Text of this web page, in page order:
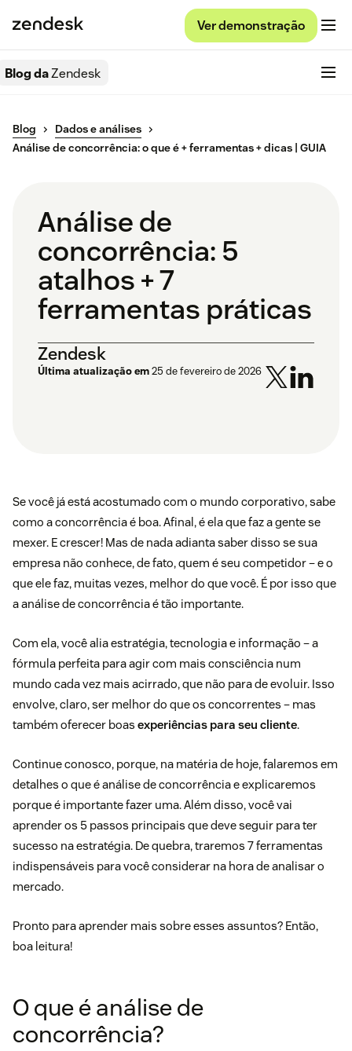
Ver demonstração
Blog daZendesk
Blog
Dados e análises
Análise de concorrência: o que é + ferramentas + dicas | GUIA
Análise de
concorrência: 5
atalhos + 7
ferramentas práticas
Zendesk
Última atualização em25 de fevereiro de 2026
Se você já está acostumado com o mundo corporativo, sabe
como a concorrência é boa. Afinal, é ela que faz a gente se
mexer. E crescer! Mas de nada adianta saber disso se sua
empresa não conhece, de fato, quem é seu competidor – e o
que ele faz, muitas vezes, melhor do que você. É por isso que
a análise de concorrência é tão importante.
Com ela, você alia estratégia, tecnologia e informação – a
fórmula perfeita para agir com mais consciência num
mundo cada vez mais acirrado, que não para de evoluir. Isso
envolve, claro, ser melhor do que os concorrentes – mas
também oferecer boas experiências para seu cliente.
Continue conosco, porque, na matéria de hoje, falaremos em
detalhes o que é análise de concorrência e explicaremos
porque é importante fazer uma. Além disso, você vai
aprender os 5 passos principais que deve seguir para ter
sucesso na estratégia. De quebra, traremos 7 ferramentas
indispensáveis para você considerar na hora de analisar o
mercado.
Pronto para aprender mais sobre esses assuntos? Então,
boa leitura!
O que é análise de
concorrência?